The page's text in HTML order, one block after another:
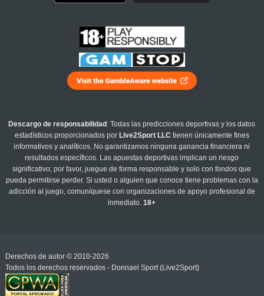
Descargo de responsabilidad : Todas las predicciones deportivas y los datos
estadísticos proporcionados por Live2Sport LLC tienen únicamente fines
informativos y analíticos. No garantizamos ninguna ganancia financiera ni
resultados específicos. Las apuestas deportivas implican un riesgo
significativo; por favor, juegue de forma responsable y solo con fondos que
pueda permitirse perder. Si usted o alguien que conoce tiene problemas con la
adicción al juego, comuníquese con organizaciones de apoyo profesional de
inmediato.18+
Derechos de autor © 2010-2026
Todos los derechos reservados - Donnael Sport (Live2Sport)